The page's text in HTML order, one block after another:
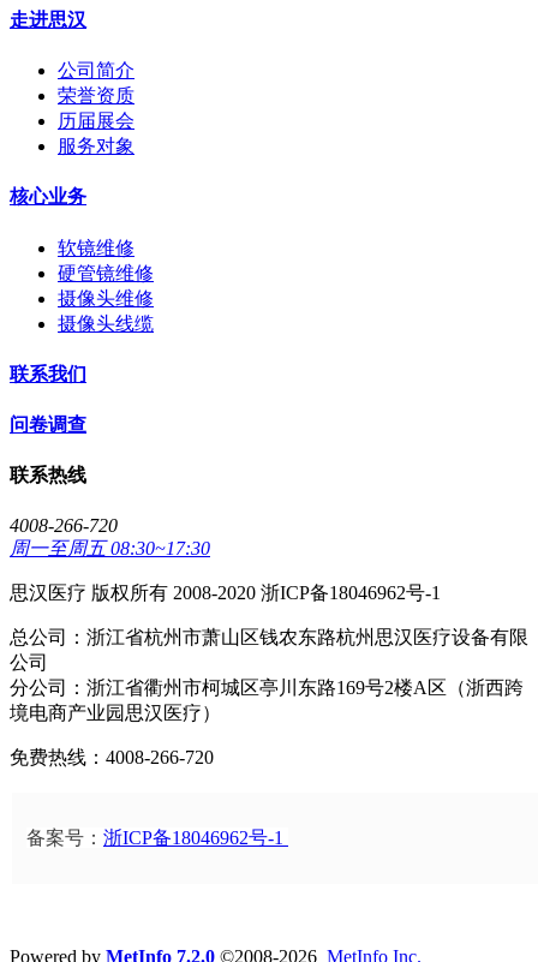
走进思汉
公司简介
荣誉资质
历届展会
服务对象
核心业务
软镜维修
硬管镜维修
摄像头维修
摄像头线缆
联系我们
问卷调查
联系热线
4008-266-720
周一至周五 08:30~17:30
思汉医疗 版权所有 2008-2020 浙ICP备18046962号-1
总公司：浙江省杭州市萧山区钱农东路杭州思汉医疗设备有限
公司
分公司：浙江省衢州市柯城区亭川东路169号2楼A区（浙西跨
境电商产业园思汉医疗）
免费热线：4008-266-720
备案号： 浙ICP备18046962号-1
Powered by MetInfo 7.2.0 ©2008-2026 MetInfo Inc.